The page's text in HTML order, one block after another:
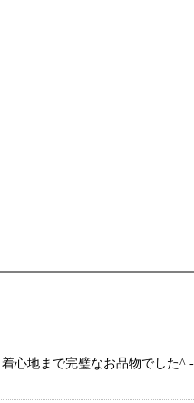
心地まで完璧なお品物でした^